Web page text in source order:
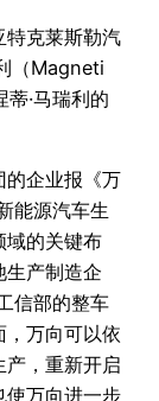
特克莱斯勒汽
（Magneti
·马瑞利的
的企业报《万
能源汽车生
域的关键布
生产制造企
信部的整车
万向可以依
，重新开启
使万向进一步